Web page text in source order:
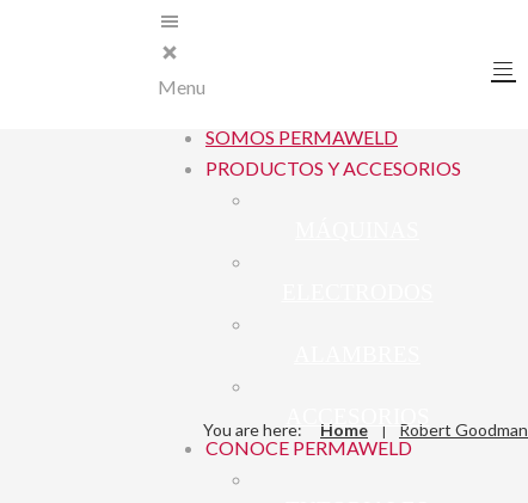
Menu
SOMOS PERMAWELD
PRODUCTOS Y ACCESORIOS
CONOCE PERMAWELD
You are here: Home Robert Goodman